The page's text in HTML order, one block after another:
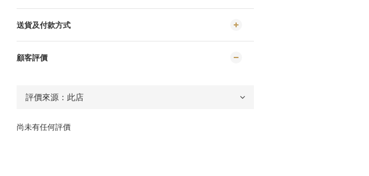
送貨及付款方式
顧客評價
尚未有任何評價